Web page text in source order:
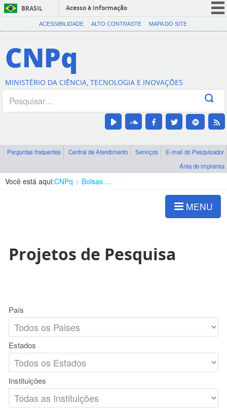
BRASIL
Acesso à informação
CORONAVÍRUS (COVID-19)
Canais
ACESSIBILIDADE ALTO CONTRASTE MAPA DO SITE
CNPq
MINISTÉRIO DA CIÊNCIA, TECNOLOGIA E INOVAÇÕES
Perguntas frequentes Central de Atendimento Serviços
E-mail do Pesquisador
Área de imprensa
Você está aqui:CNPq Bolsas e Auxílios Vigentes
MENU
Projetos de Pesquisa
País
Estados
Instituições